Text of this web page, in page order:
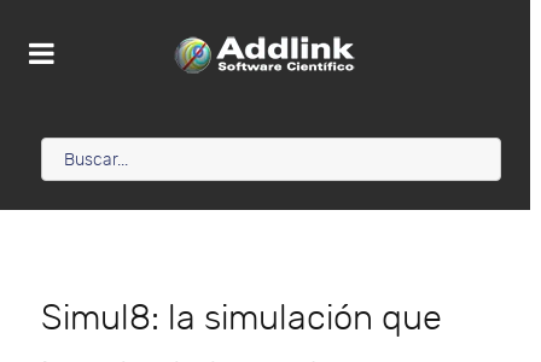
Simul8: la simulación que